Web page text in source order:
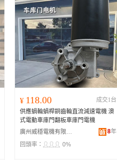
¥ 118.00
成交1台
供應蝸輪蝸桿銅齒輪直流減速電機 澳
式電動車庫門翻板車庫門電機
廣州威穩電機有限公司
8年
回頭率：
0%